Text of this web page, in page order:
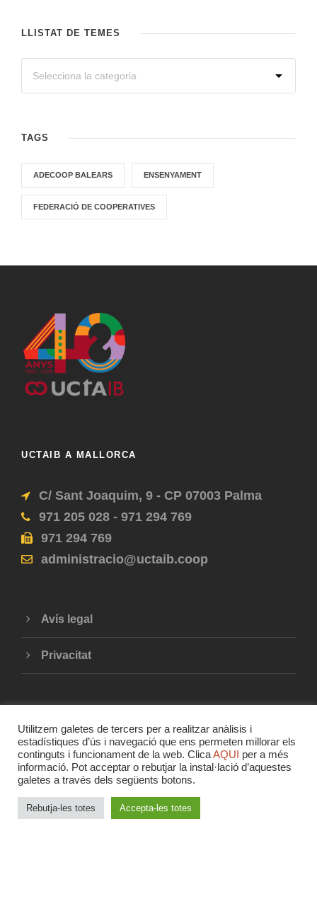
LLISTAT DE TEMES
TAGS
ADECOOP BALEARS ENSENYAMENT
FEDERACIÓ DE COOPERATIVES
UCTAIB A MALLORCA
C/ Sant Joaquim, 9 - CP 07003 Palma
971 205 028 - 971 294 769
971 294 769
administracio@uctaib.coop
Avís legal
Privacitat
COPYRIGHT 2020 - UNIÓ DE COOPERATIVES
DE TREBALL ASSOCIAT DE LES ILLES
BALEARS
Utilitzem galetes de tercers per a realitzar anàlisis i
estadístiques d’ús i navegació que ens permeten millorar els
continguts i funcionament de la web. ClicaAQUI
per a més
informació. Pot acceptar o rebutjar la instal·lació d’aquestes
galetes a través dels següents botons.
Rebutja-les totes Accepta-les totes